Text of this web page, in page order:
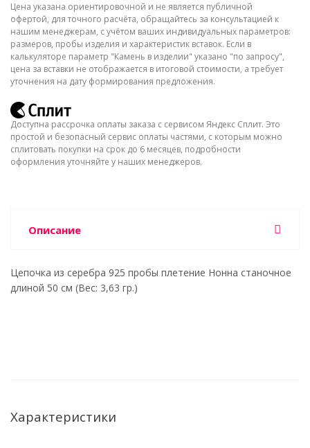
Цена указана ориентировочной и не является публичной
офертой, для точного расчёта, обращайтесь за консультацией к
нашим менеджерам, с учётом ваших индивидуальных параметров:
размеров, пробы изделия и характеристик вставок. Если в
калькуляторе параметр "Камень в изделии" указано "по запросу",
цена за вставки не отображается в итоговой стоимости, а требует
уточнения на дату формирования предложения.
Доступна рассрочка оплаты заказа с сервисом Яндекс Сплит. Это
простой и безопасный сервис оплаты частями, с которым можно
сплитовать покупки на срок до 6 месяцев, подробности
оформления уточняйте у наших менеджеров.
Описание
Цепочка из серебра 925 пробы плетение Нонна станочное
длиной 50 см (Вес: 3,63 гр.)
Характеристики